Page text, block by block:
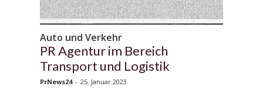
Auto und Verkehr
PR Agentur im Bereich
Transport und Logistik
PrNews24 - 25. Januar 2023